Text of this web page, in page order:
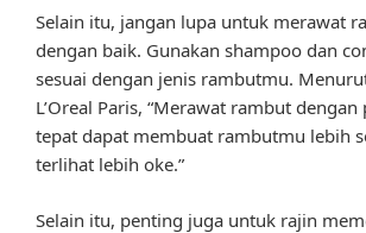
Selain itu, jangan lupa untuk merawat
dengan baik. Gunakan shampoo dan
sesuai dengan jenis rambutmu.
L’Oreal Paris, “Merawat rambut
tepat dapat membuat rambutmu lebih
terlihat lebih oke.”
Selain itu, penting juga untuk rajin